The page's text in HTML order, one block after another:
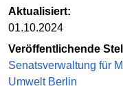
Aktualisiert:
01.10.2024
Veröffentlichende
Senatsverwaltung für
Umwelt Berlin